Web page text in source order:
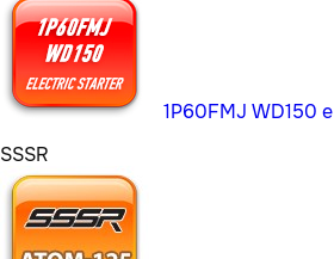
1P60FMJ WD150 е
SSSR